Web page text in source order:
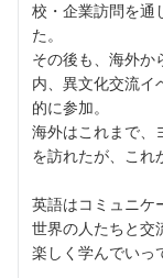
校・企業訪問を通
た。
その後も、海外か
内、異文化交流イ
的に参加。
海外はこれまで、
を訪れたが、これ
英語はコミュニケ
世界の人たちと交
楽しく学んでいっ